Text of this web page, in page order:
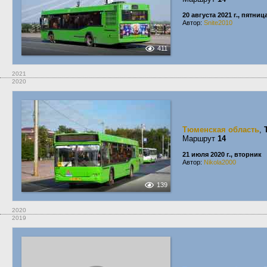
411
20 августа 2021 г.,
Автор: Snite2010
2021
2020
139
Тюменская область,
Маршрут 14
21 июля 2020 г., вторник
Автор: Nikola2000
2020
2019